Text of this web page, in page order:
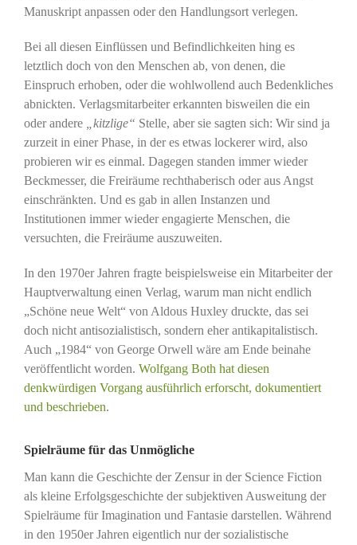
Manuskript anpassen oder den Handlungsort verlegen.
Bei all diesen Einflüssen und Befindlichkeiten hing es
letztlich doch von den Menschen ab, von denen, die
Einspruch erhoben, oder die wohlwollend auch Bedenkliches
abnickten. Verlagsmitarbeiter erkannten bisweilen die ein
oder andere
„kitzlige“ Stelle, aber sie sagten sich: Wir sind ja
zurzeit in einer Phase, in der es etwas lockerer wird, also
probieren wir es einmal. Dagegen standen immer wieder
Beckmesser, die Freiräume rechthaberisch oder aus Angst
einschränkten. Und es gab in allen Instanzen und
Institutionen immer wieder engagierte Menschen, die
versuchten, die Freiräume auszuweiten.
In den 1970er Jahren fragte beispielsweise ein Mitarbeiter der
Hauptverwaltung einen Verlag, warum man nicht endlich
„Schöne neue Welt“ von Aldous Huxley druckte, das sei
doch nicht antisozialistisch, sondern eher antikapitalistisch.
Auch „1984“ von George Orwell wäre am Ende beinahe
veröffentlicht worden. Wolfgang Both hat diesen
denkwürdigen Vorgang ausführlich erforscht, dokumentiert
und beschrieben.
Spielräume für das Unmögliche
Man kann die Geschichte der Zensur in der Science Fiction
als kleine Erfolgsgeschichte der subjektiven Ausweitung der
Spielräume für Imagination und Fantasie darstellen. Während
in den 1950er Jahren eigentlich nur der sozialistische